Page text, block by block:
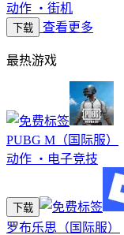
动作 ・ 街机
下载 查看更多
最热游戏
PUBG M（国际服）
动作 ・ 电子竞技
下载
罗布乐思（国际服）